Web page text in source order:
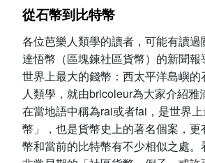
從石幣到比特幣
各位芭樂人類學的讀者，可能有讀過
達悟幣（區塊鍊社區貨幣）的新聞報
世界上最大的錢幣：西太平洋島嶼
人類學，就由bricoleur為大家介紹雅
在當地語中稱為rai或者fai，是世界
幣」，也是貨幣史上的著名個案，
幣和當前的比特幣有不少相似之處